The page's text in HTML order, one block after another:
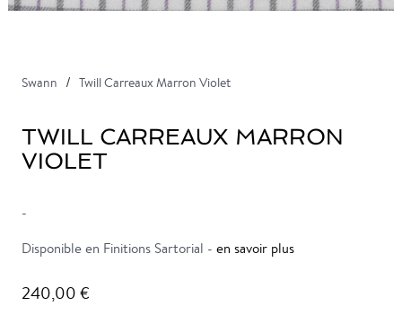
Swann Twill Carreaux Marron Violet
TWILL CARREAUX MARRON
VIOLET
-
Disponible en Finitions Sartorial - en savoir plus
240,00 €